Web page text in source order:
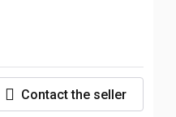
Contact the seller